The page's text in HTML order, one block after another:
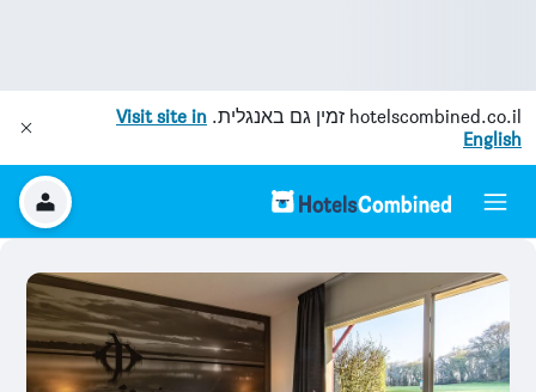
hotelscombined.co.il זמין גם באנגלית. Visit site in
English